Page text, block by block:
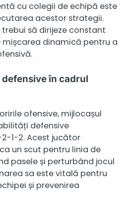
cu colegii de echipă este
acestor strategii.
să dirijeze constant
mișcarea dinamică pentru a
în cadrul
ofensive, mijlocașul
defensive
1-2. Acest jucător
un scut pentru linia de
pasele și perturbând jocul
sa este vitală pentru
și prevenirea